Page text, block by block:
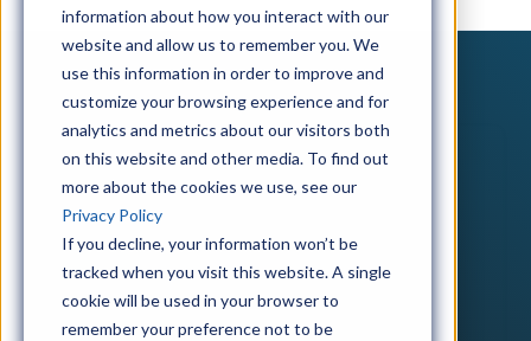
information about how you interact with our
website and allow us to remember you. We
use this information in order to improve and
customize your browsing experience and for
analytics and metrics about our visitors both
on this website and other media. To find out
more about the cookies we use, see our
Privacy Policy
If you decline, your information won’t be
tracked when you visit this website. A single
cookie will be used in your browser to
remember your preference not to be